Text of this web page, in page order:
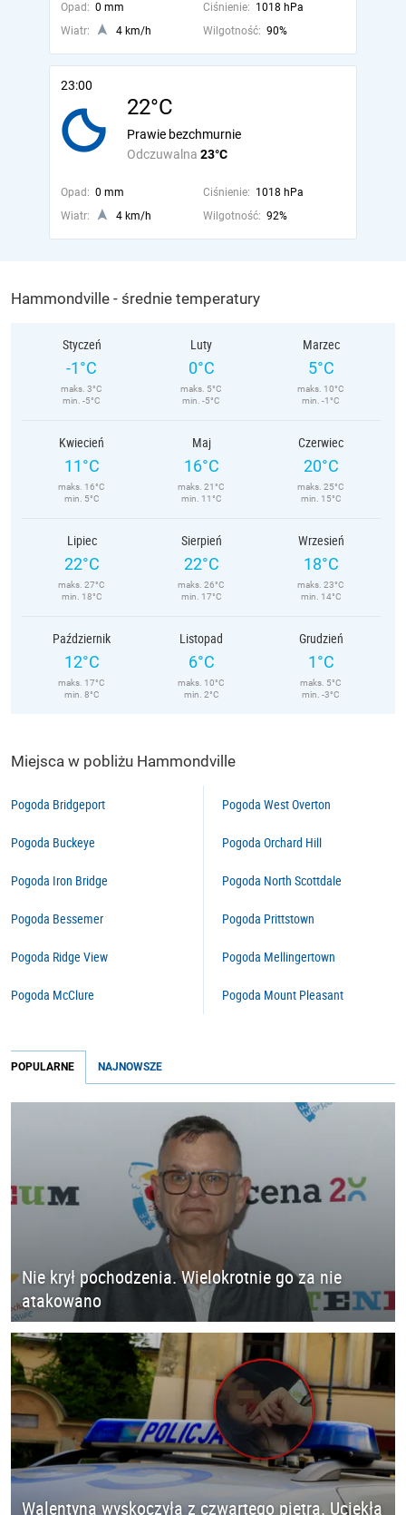
Opad: 0 mm Ciśnienie: 1018 hPa
Wiatr:
4 km/h Wilgotność: 90%
23:00
22°C
Odczuwalna 23°C
Prawie bezchmurnie
Opad: 0 mm Ciśnienie: 1018 hPa
Wiatr:
4 km/h Wilgotność: 92%
Hammondville - średnie temperatury
Styczeń
-1°C
maks. 3°C
min. -5°C
Luty
0°C
maks. 5°C
min. -5°C
Marzec
5°C
maks. 10°C
min. -1°C
Kwiecień
11°C
maks. 16°C
min. 5°C
Maj
16°C
maks. 21°C
min. 11°C
Czerwiec
20°C
maks. 25°C
min. 15°C
Lipiec
22°C
maks. 27°C
min. 18°C
Sierpień
22°C
maks. 26°C
min. 17°C
Wrzesień
18°C
maks. 23°C
min. 14°C
Październik
12°C
maks. 17°C
min. 8°C
Listopad
6°C
maks. 10°C
min. 2°C
Grudzień
1°C
maks. 5°C
min. -3°C
Miejsca w pobliżu Hammondville
Pogoda Bridgeport
Pogoda Buckeye
Pogoda Iron Bridge
Pogoda Bessemer
Pogoda Ridge View
Pogoda McClure
Pogoda West Overton
Pogoda Orchard Hill
Pogoda North Scottdale
Pogoda Prittstown
Pogoda Mellingertown
Pogoda Mount Pleasant
POPULARNE NAJNOWSZE
Nie krył pochodzenia. Wielokrotnie go za nie
atakowano
Walentyna wyskoczyła z czwartego piętra. Uciekła